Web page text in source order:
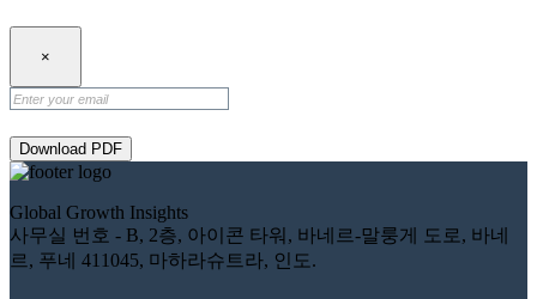
×
Download PDF
Global Growth Insights
사무실 번호 - B, 2층, 아이콘 타워, 바네르-말룽게 도로, 바네
르, 푸네 411045, 마하라슈트라, 인도.